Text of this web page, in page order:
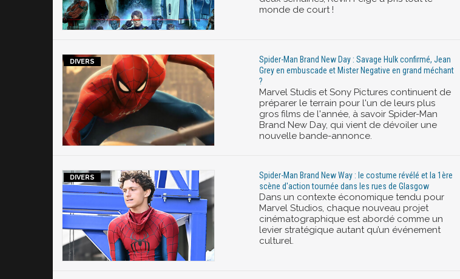
monde de court !
Spider-Man Brand New Day : Savage Hulk confirmé, Jean
Grey en embuscade et Mister Negative en grand méchant
?
Marvel Studis et Sony Pictures continuent de
préparer le terrain pour l'un de leurs plus
gros films de l'année, à savoir Spider-Man
Brand New Day, qui vient de dévoiler une
nouvelle bande-annonce.
Spider-Man Brand New Way : le costume révélé et la 1ère
scène d'action tournée dans les rues de Glasgow
Dans un contexte économique tendu pour
Marvel Studios, chaque nouveau projet
cinématographique est abordé comme un
levier stratégique autant qu’un événement
culturel.